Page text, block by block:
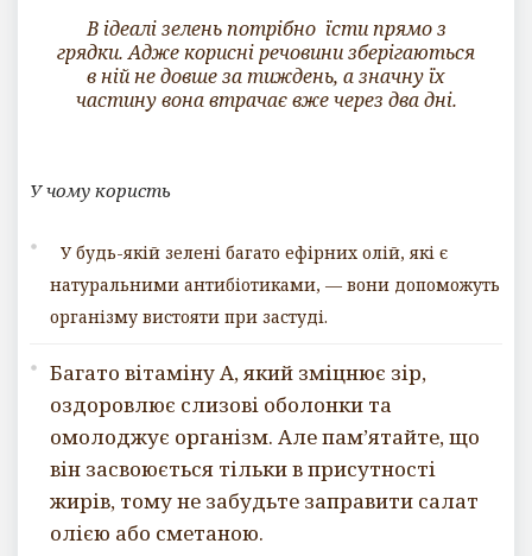
В ідеалі зелень потрібно їсти прямо з
грядки. Адже корисні речовини зберігаються
в ній не довше за тиждень, а значну їх
частину вона втрачає вже через два дні.
У чому користь
У будь-якій зелені багато ефірних олій, які є
натуральними антибіотиками, — вони допоможуть
організму вистояти при застуді.
Багато вітаміну А, який зміцнює зір,
оздоровлює слизові оболонки та
омолоджує організм. Але пам’ятайте, що
він засвоюється тільки в присутності
жирів, тому не забудьте заправити салат
олією або сметаною.